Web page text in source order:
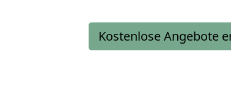
Kostenlose Angebote